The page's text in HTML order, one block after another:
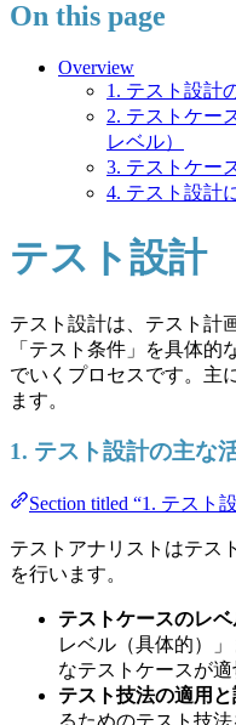
On this page
Overview
1. テスト設計
2. テストケー
レベル）
3. テストケー
4. テスト設計
テスト設計
テスト設計は、テスト計
「テスト条件」を具体
でいくプロセスです。主
ます。
1. テスト設計の主な
Section titled “1. テスト
テストアナリストはテス
を行います。
テストケースのレ
レベル（具体的）
なテストケースが適
テスト技法の適用